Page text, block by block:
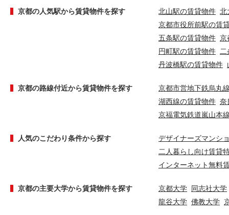
京都の人気駅から賃貸物件を探す 北山駅の賃貸物件 北
京都市役所前駅の賃
五条駅の賃貸物件 京
円町駅の賃貸物件
丹波橋駅の賃貸物件
京都の路線付近から賃貸物件を探す
京都市営地下鉄烏丸
湖西線の賃貸物件 奈
京福電気鉄道嵐山本
人気のこだわり条件から探す
デザイナーズマンシ
二人暮らし向け賃貸
インターネット無料
京都の主要大学から賃貸物件を探す 京都大学 同志社大学
龍谷大学 佛教大学